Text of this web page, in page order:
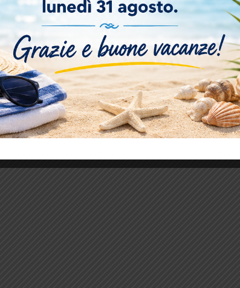
nuova costruzione.
Leggi tutto